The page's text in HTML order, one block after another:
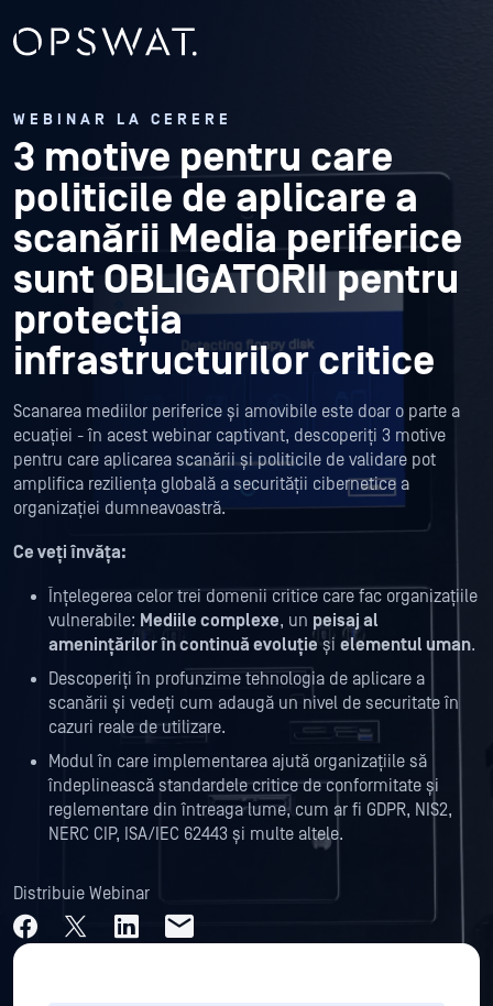
WEBINAR LA CERERE
3 motive pentru care
politicile de aplicare a
scanării Media periferice
sunt OBLIGATORII pentru
protecția
infrastructurilor critice
Scanarea mediilor periferice și amovibile este doar o parte a
ecuației - în acest webinar captivant, descoperiți 3 motive
pentru care aplicarea scanării și politicile de validare pot
amplifica reziliența globală a securității cibernetice a
organizației dumneavoastră.
Ce veți învăța:
Înțelegerea celor trei domenii critice care fac organizațiile
vulnerabile: Mediile complexe, un peisaj al
amenințărilor în continuă evoluție și elementul uman.
Descoperiți în profunzime tehnologia de aplicare a
scanării și vedeți cum adaugă un nivel de securitate în
cazuri reale de utilizare.
Modul în care implementarea ajută organizațiile să
îndeplinească standardele critice de conformitate și
reglementare din întreaga lume, cum ar fi GDPR, NIS2,
NERC CIP, ISA/IEC 62443 și multe altele.
Distribuie Webinar